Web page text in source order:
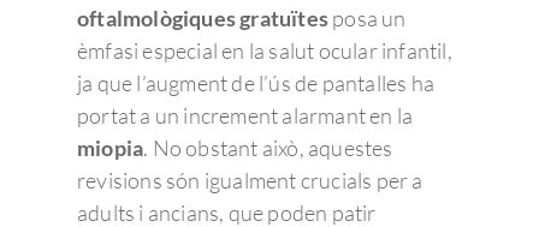
oftalmològiques gratuïtesposa un
èmfasi especial en la salut ocular infantil,
ja que l’augment de l’ús de pantalles ha
portat a un increment alarmant en la
miopia. No obstant això, aquestes
revisions són igualment crucials per a
adults i ancians, que poden patir